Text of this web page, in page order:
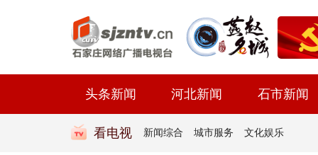
头条新闻 河北新闻 石市新闻
看电视 新闻综合 城市服务 文化娱乐